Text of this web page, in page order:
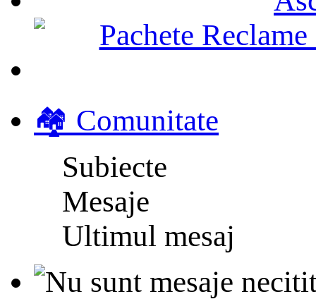
🏘️ Comunitate
Subiecte
Mesaje
Ultimul mesaj